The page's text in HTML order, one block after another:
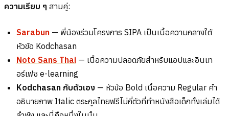
ความเรียบ ๆ สามคู่:
Sarabun — พี่น้องร่วมโครงการ SIPA เป็นเนื้อความกลางใต้
หัวข้อ Kodchasan
Noto Sans Thai — เนื้อความปลอดภัยสำหรับแอปและอินเท
อร์เฟซ e-learning
Kodchasan กับตัวเอง — หัวข้อ Bold เนื้อความ Regular คำ
อธิบายภาพ Italic ตระกูลไทยฟรีไม่กี่ตัวที่ทำหนังสือเด็กทั้งเล่มได้